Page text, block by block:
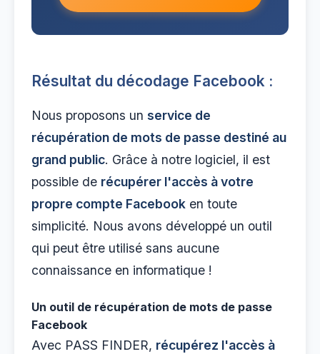
Résultat du décodage Facebook :
Nous proposons un service de
récupération de mots de passe destiné au
grand public. Grâce à notre logiciel, il est
possible de récupérer l'accès à votre
propre compte Facebook en toute
simplicité. Nous avons développé un outil
qui peut être utilisé sans aucune
connaissance en informatique !
Un outil de récupération de mots de passe
Facebook
Avec PASS FINDER, récupérez l'accès à